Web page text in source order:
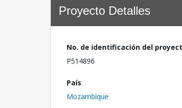
Proyecto Detalles
No. de identificación del
P514896
País
Mozambique